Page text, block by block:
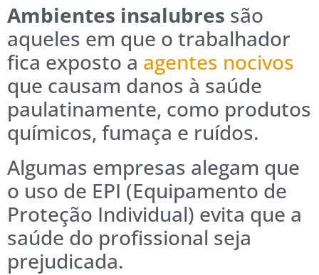
Ambientes insalubres são
aqueles em que o trabalhador
fica exposto a agentes nocivos
que causam danos à saúde
paulatinamente, como produtos
químicos, fumaça e ruídos.
Algumas empresas alegam que
o uso de EPI (Equipamento de
Proteção Individual) evita que a
saúde do profissional seja
prejudicada.